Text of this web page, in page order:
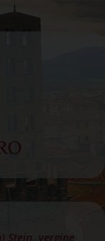
Stein, vergine